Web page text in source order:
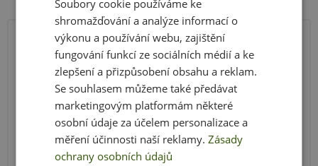
✅ široké spektrum využití jak ve sladké, tak ve slané
Návod k přípravě:1 dávku 50 g zalijte horkou vodou,
nechte 3 minuty odstát a připravte si z nich kaši. Nebo
povařte ve vodě/mléce a vytvořte si výbornou teplou
1000 g
Výživové údaje 100 g
Energetická hodnota 1616 kJ/386 kcal
7 g
- z toho nasycené mastné kyseliny 1 g
Soubory cookie používáme ke
shromažďování a analýze informací o
výkonu a používání webu, zajištění
fungování funkcí ze sociálních médií a ke
zlepšení a přizpůsobení obsahu a reklam.
Se souhlasem můžeme také předávat
marketingovým platformám některé
osobní údaje za účelem personalizace a
měření účinnosti naší reklamy.Zásady
ochrany osobních údajů